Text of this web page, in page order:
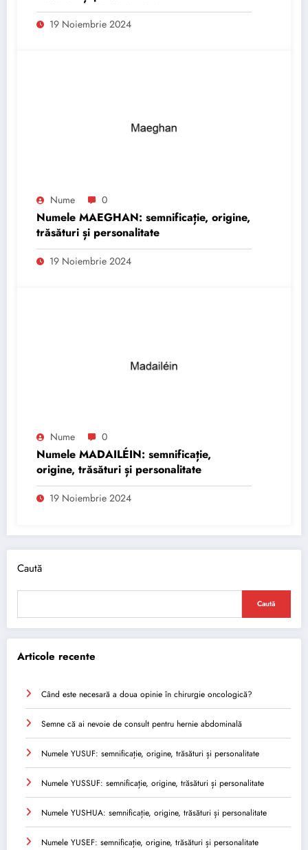
19 Noiembrie 2024
Nume 0
Numele MAEGHAN: semnificație, origine,
trăsături și personalitate
19 Noiembrie 2024
Nume 0
Numele MADAILÉIN: semnificație,
origine, trăsături și personalitate
19 Noiembrie 2024
Caută
Caută
Articole recente
Când este necesară a doua opinie în chirurgie oncologică?
Semne că ai nevoie de consult pentru hernie abdominală
Numele YUSUF: semnificație, origine, trăsături și personalitate
Numele YUSSUF: semnificație, origine, trăsături și personalitate
Numele YUSHUA: semnificație, origine, trăsături și personalitate
Numele YUSEF: semnificație, origine, trăsături și personalitate